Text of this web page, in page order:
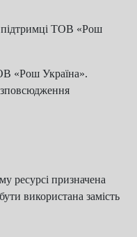
підтримці ТОВ «Рош
«Рош Україна».
ресурсі призначена
використана замість